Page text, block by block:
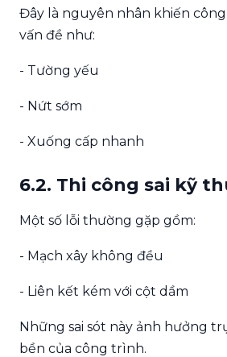
Đây là nguyên nhân khiến
vấn đề như:
- Tường yếu
- Nứt sớm
- Xuống cấp nhanh
6.2. Thi công sai kỹ
Một số lỗi thường gặp gồm:
- Mạch xây không đều
- Liên kết kém với cột dầm
Những sai sót này ảnh hưởng
bền của công trình.